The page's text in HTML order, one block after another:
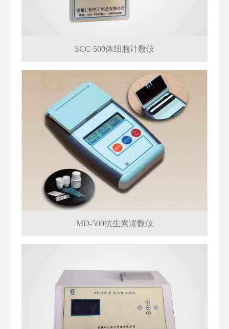
SCC-500体细胞计数仪
MD-500抗生素读数仪